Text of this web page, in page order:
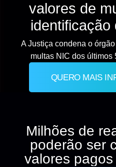
QUERO MAIS
valores de
identificação
A Justiça condena o
multas NIC dos últimos
Milhões de
poderão ser
valores